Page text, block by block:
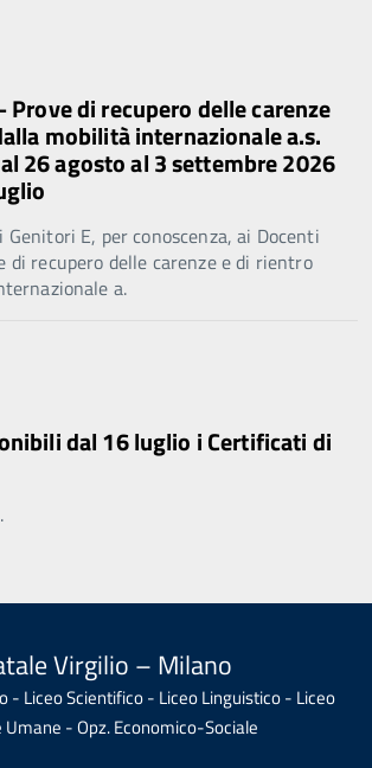
Prove di recupero delle carenze
mobilità internazionale a.s.
26 agosto al 3 settembre 2026
E, per conoscenza, ai Docenti
di recupero delle carenze e di rientro
a.
dal 16 luglio i Certificati di
Virgilio – Milano
- Liceo Scientifico - Liceo Linguistico - Liceo
Umane - Opz. Economico-Sociale